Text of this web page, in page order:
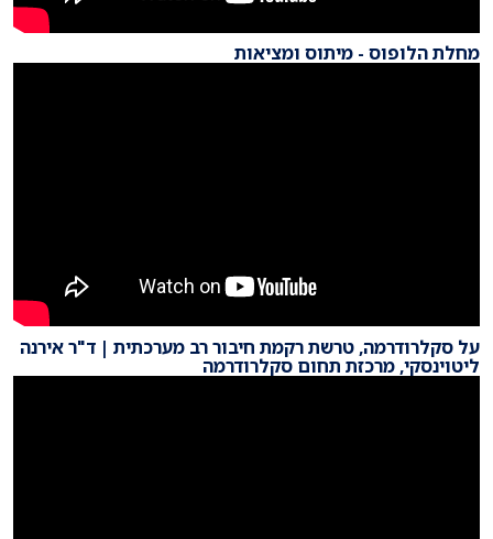
מחלת הלופוס - מיתוס ומציאות
על סקלרודרמה, טרשת רקמת חיבור רב מערכתית | ד"ר אירנה
ליטוינסקי, מרכזת תחום סקלרודרמה